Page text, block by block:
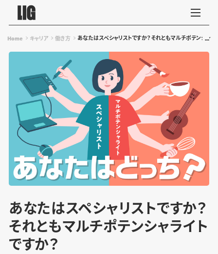
Home キャリア 働き方 あなたはスペシャリストですか？それともマルチポテンシャラ
あなたはスペシャリストですか？
それともマルチポテンシャライト
ですか？